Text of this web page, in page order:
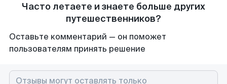
Часто летаете и знаете больше других
путешественников?
Оставьте комментарий — он поможет
пользователям принять решение